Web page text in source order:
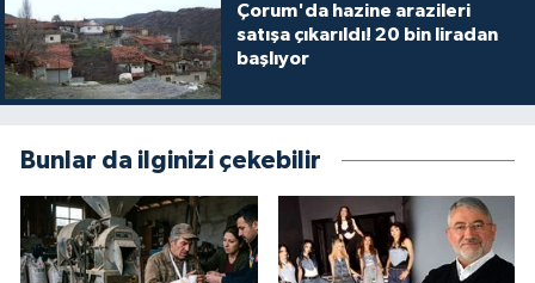
Çorum'da hazine arazileri
satışa çıkarıldı! 20 bin liradan
başlıyor
Bunlar da ilginizi çekebilir